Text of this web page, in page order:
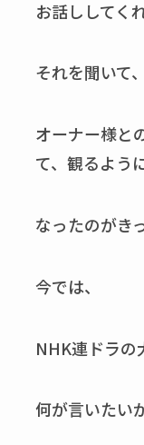
お話ししてく
それを聞いて、
オーナー様と
て、観るよう
なったのがき
今では、
NHK連ドラの
何が言いたい